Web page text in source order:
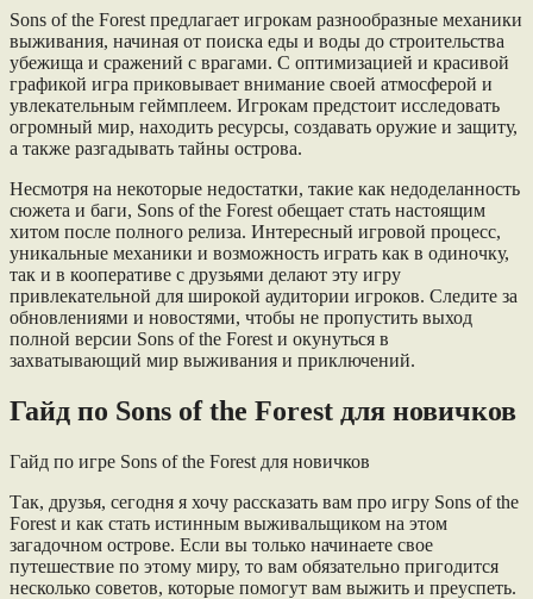
Sons of the Forest предлагает игрокам разнообразные механики
выживания, начиная от поиска еды и воды до строительства
убежища и сражений с врагами. С оптимизацией и красивой
графикой игра приковывает внимание своей атмосферой и
увлекательным геймплеем. Игрокам предстоит исследовать
огромный мир, находить ресурсы, создавать оружие и защиту,
а также разгадывать тайны острова.
Несмотря на некоторые недостатки, такие как недоделанность
сюжета и баги, Sons of the Forest обещает стать настоящим
хитом после полного релиза. Интересный игровой процесс,
уникальные механики и возможность играть как в одиночку,
так и в кооперативе с друзьями делают эту игру
привлекательной для широкой аудитории игроков. Следите за
обновлениями и новостями, чтобы не пропустить выход
полной версии Sons of the Forest и окунуться в
захватывающий мир выживания и приключений.
Гайд по Sons of the Forest для новичков
Гайд по игре Sons of the Forest для новичков
Так, друзья, сегодня я хочу рассказать вам про игру Sons of the
Forest и как стать истинным выживальщиком на этом
загадочном острове. Если вы только начинаете свое
путешествие по этому миру, то вам обязательно пригодится
несколько советов, которые помогут вам выжить и преуспеть.